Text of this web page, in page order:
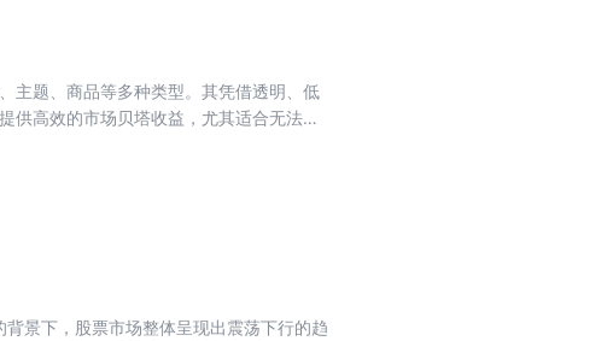
主题、商品等多种类型。其凭借透明、低
供高效的市场贝塔收益，尤其适合无法精
》 内容概要 章节介绍 1. ETF投资：如何
商品型ETF全解析：定义、分类、 风险
一文搞懂ETF折溢价 8. ETF网格交易法
这也许是一篇有关定投ETF指数最全的一
”上的用户讨论集锦。本专刊全部内容均由
景下，股票市场整体呈现出震荡下行的趋